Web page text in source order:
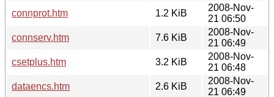
connprot.htm
1.2 KiB
2008-Nov-
21 06:50
connserv.htm
7.6 KiB
2008-Nov-
21 06:49
csetplus.htm
3.2 KiB
2008-Nov-
21 06:48
dataencs.htm
2.6 KiB
2008-Nov-
21 06:49